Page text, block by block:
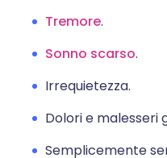
Tremore.
Sonno scarso.
Irrequietezza.
Dolori e malesseri
Semplicemente